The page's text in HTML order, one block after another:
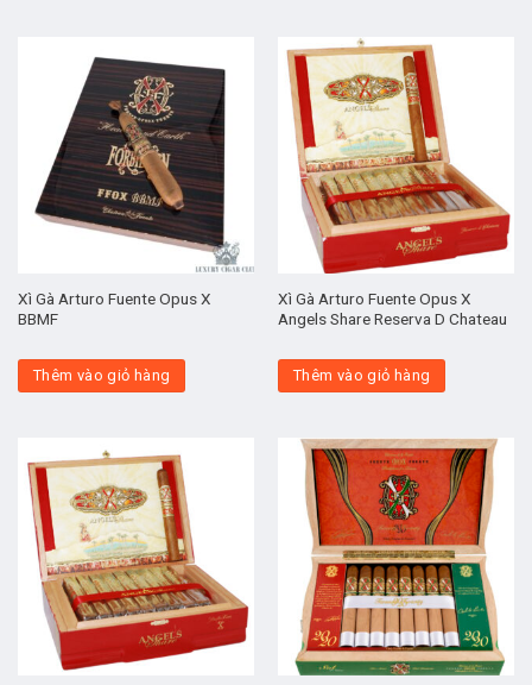
Xì Gà Arturo Fuente Opus X
BBMF
Thêm vào giỏ hàng
Xì Gà Arturo Fuente Opus X
Angels Share Reserva D Chateau
Thêm vào giỏ hàng